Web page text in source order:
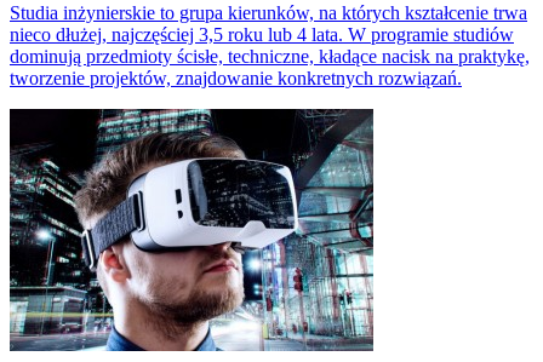
Studia inżynierskie to grupa kierunków, na których kształcenie trwa
nieco dłużej, najczęściej 3,5 roku lub 4 lata. W programie studiów
dominują przedmioty ścisłe, techniczne, kładące nacisk na praktykę,
tworzenie projektów, znajdowanie konkretnych rozwiązań.